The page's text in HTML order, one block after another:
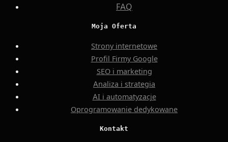
FAQ
Moja Oferta
Strony internetowe
Profil Firmy Google
SEO i marketing
Analiza i strategia
AI i automatyzacje
Oprogramowanie dedykowane
Kontakt